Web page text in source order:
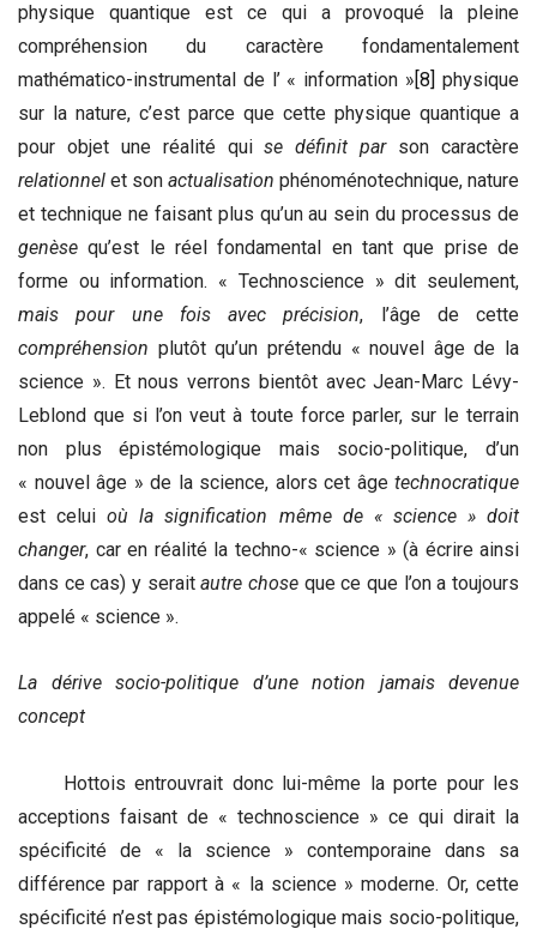
physique quantique est ce qui a provoqué la pleine
compréhension du caractère fondamentalement
mathématico-instrumental de l’ « information » [8] physique
sur la nature, c’est parce que cette physique quantique a
pour objet une réalité quise définit parson caractère
relationnel et son actualisation phénoménotechnique, nature
et technique ne faisant plus qu’un au sein du processus de
genèse qu’est le réel fondamental en tant que prise de
forme ou information. « Technoscience » dit seulement,
mais
pour une fois avec précision, l’âge de cette
compréhension plutôt qu’un prétendu « nouvel âge de la
science ». Et nous verrons bientôt avec Jean-Marc Lévy-
Leblond que si l’on veut à toute force parler, sur le terrain
non plus épistémologique mais socio-politique, d’un
« nouvel âge » de la science, alors cet âge technocratique
est celuioù la signification même de « science » doit
changer, car en réalité la techno-« science » (à écrire ainsi
dans ce cas) y seraitautre chose que ce que l’on a toujours
appelé « science ».
La dérive socio-politique d’une notion jamais devenue
concept
Hottois entrouvrait donc lui-même la porte pour les
acceptions faisant de « technoscience » ce qui dirait la
spécificité de « la science » contemporaine dans sa
différence par rapport à « la science » moderne. Or, cette
spécificité n’est pas épistémologique mais socio-politique,